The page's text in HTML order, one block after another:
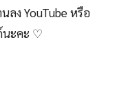
ลง YouTube หรือ
นะคะ ♡